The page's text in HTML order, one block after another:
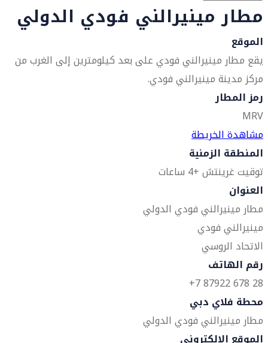
مطار مينيرالني فودي الدولي
الموقع
يقع مطار مينيرالني فودي على بعد كيلومترين إلى الغرب من
مركز مدينة مينيرالني فودي.
رمز المطار
MRV
مشاهدة الخريطة
المنطقة الزمنية
توقيت غرينتش +4 ساعات
العنوان
مطار مينيرالني فودي الدولي
مينيرالني فودي
الاتحاد الروسي
رقم الهاتف
28 678 87922 7+
محطة فلاي دبي
مطار مينيرالني فودي الدولي
الموقع الإلكتروني